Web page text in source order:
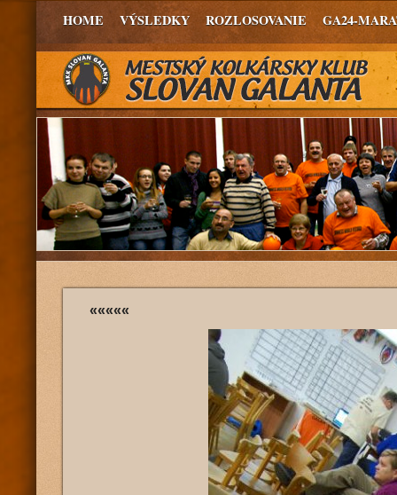
HOME VÝSLEDKY ROZLOSOVANIE GA24-
«««««